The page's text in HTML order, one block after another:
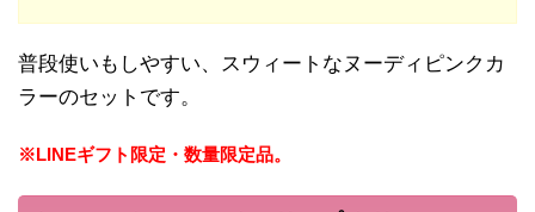
普段使いもしやすい、スウィートなヌーディピンクカ
ラーのセットです。
※LINEギフト限定・数量限定品。